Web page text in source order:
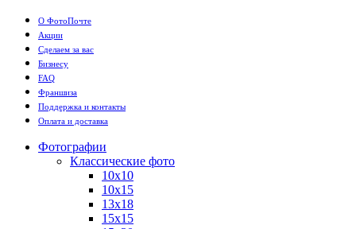
О ФотоПочте
Акции
Сделаем за вас
Бизнесу
FAQ
Франшиза
Поддержка и контакты
Оплата и доставка
Фотографии
Классические фото
10х10
10х15
13х18
15х15